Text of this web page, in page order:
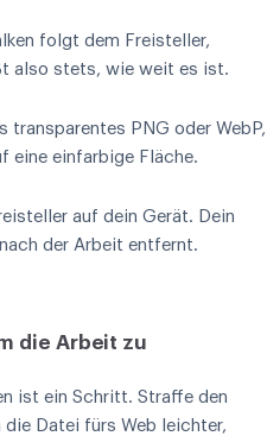
folgt dem Freisteller,
also stets, wie weit es ist.
transparentes PNG oder WebP,
eine einfarbige Fläche.
auf dein Gerät. Dein
der Arbeit entfernt.
die Arbeit zu
ist ein Schritt. Straffe den
Datei fürs Web leichter,